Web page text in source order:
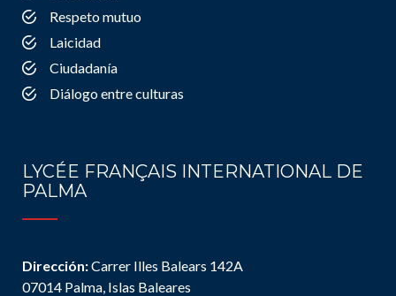
Respeto mutuo
Laicidad
Ciudadanía
Diálogo entre culturas
LYCÉE FRANÇAIS INTERNATIONAL DE
PALMA
Dirección:Carrer Illes Balears 142A
07014 Palma, Islas Baleares